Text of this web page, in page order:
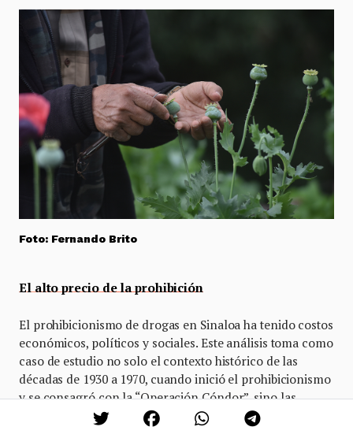
Foto: Fernando Brito
El alto precio de la prohibición
El prohibicionismo de drogas en Sinaloa ha tenido costos
económicos, políticos y sociales. Este análisis toma como
caso de estudio no solo el contexto histórico de las
décadas de 1930 a 1970, cuando inició el prohibicionismo
y se consagró con la “Operación Cóndor”, sino las
décadas del 2000 al 2020, tiempo en que se mantuvo la